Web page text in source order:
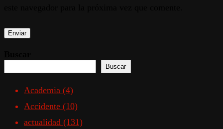
Buscar
Academia (4)
Accidente (10)
actualidad (131)